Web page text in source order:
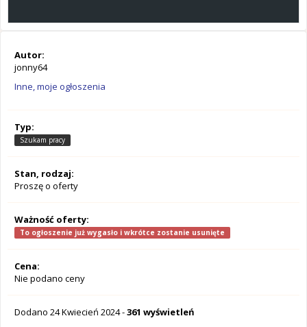
Autor:
jonny64
Inne, moje ogłoszenia
Typ:
Szukam pracy
Stan, rodzaj:
Proszę o oferty
Ważność oferty:
To ogłoszenie już wygasło i wkrótce zostanie usunięte
Cena:
Nie podano ceny
Dodano 24 Kwiecień 2024-361 wyświetleń